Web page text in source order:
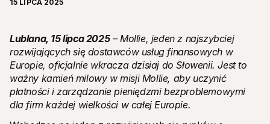
Zasoby techniczne
Portal dla deweloperów
Odkryj zasoby i aktualizacje dla deweloperów
Biblioteki
Zintegruj Mollie za pomocą gotowych bibliotek
15 LIPCA 2025
Lublana, 15 lipca 2025 – Mollie, jeden z najszybciej
rozwijających się dostawców usług finansowych w
Europie, oficjalnie wkracza dzisiaj do Słowenii. Jest to
ważny kamień milowy w misji Mollie, aby uczynić
płatności i zarządzanie pieniędzmi bezproblemowymi
dla firm każdej wielkości w całej Europie.